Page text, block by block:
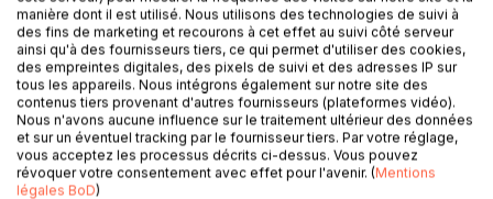
Ce livre est conçu comme un manuel d'aide pratique
d'informatique à destination des élèves de première et
deuxième années des classes préparatoires dans les
filières MP, PC, PSI et PT. Il est destiné aux étudiants
souhaitant avoir une formation initiale à Python, en ne
retenant que l'essentiel à connaître.
manière dont il est utilisé. Nous utilisons des technologies de suivi à
des fins de marketing et recourons à cet effet au suivi côté serveur
ainsi qu'à des fournisseurs tiers, ce qui permet d'utiliser des cookies,
des empreintes digitales, des pixels de suivi et des adresses IP sur
tous les appareils. Nous intégrons également sur notre site des
contenus tiers provenant d'autres fournisseurs (plateformes vidéo).
Nous n'avons aucune influence sur le traitement ultérieur des données
et sur un éventuel tracking par le fournisseur tiers. Par votre réglage,
vous acceptez les processus décrits ci-dessus. Vous pouvez
révoquer votre consentement avec effet pour l'avenir. (Mentions
légales BoD)